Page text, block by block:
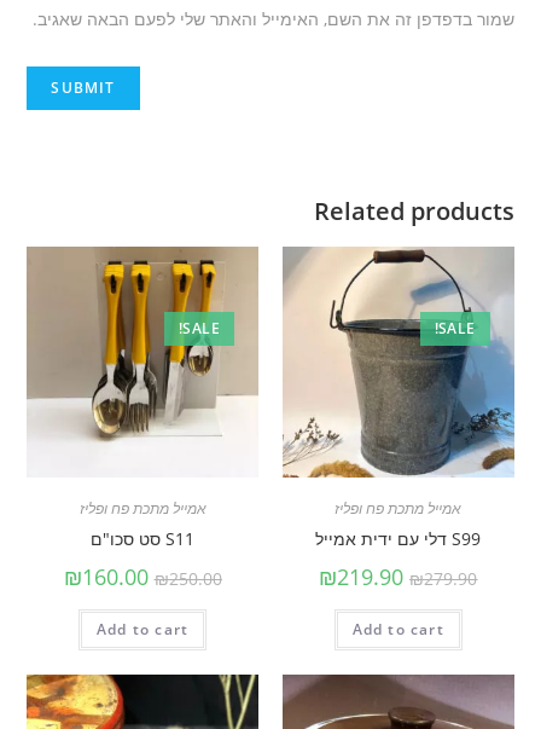
שמור בדפדפן זה את השם, האימייל והאתר שלי לפעם הבאה שאגיב.
Related products
SALE!
אמייל מתכת פח ופליז
S99 דלי עם ידית אמייל
₪279.90
₪219.90
Add to cart
SALE!
אמייל מתכת פח ופליז
S11 סט סכו"ם
₪250.00
₪160.00
Add to cart